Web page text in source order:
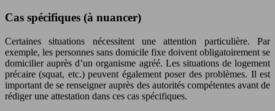
Cas spécifiques (à nuancer)
Certaines situations nécessitent une attention particulière. Par
exemple, les personnes sans domicile fixe doivent obligatoirement se
domicilier auprès d’un organisme agréé. Les situations de logement
précaire (squat, etc.) peuvent également poser des problèmes. Il est
important de se renseigner auprès des autorités compétentes avant de
rédiger une attestation dans ces cas spécifiques.